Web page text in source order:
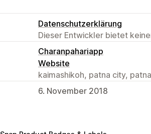
Datenschutzerklärung
Dieser Entwickler bietet
Charanpahariapp
Website
kaimashikoh, patna city,
6. November 2018